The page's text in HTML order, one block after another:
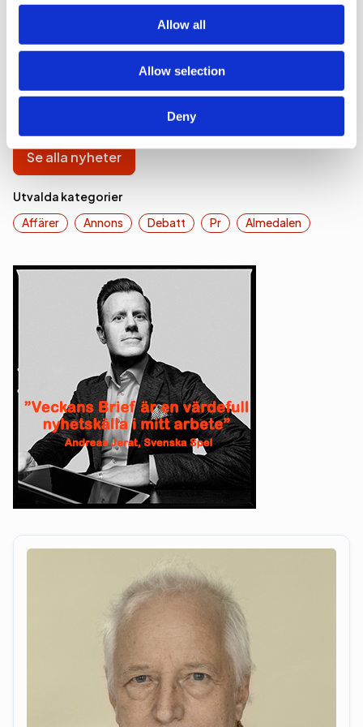
Allow all
Allow selection
Deny
studie från Göteborgs Universitet.
Se alla nyheter
Utvalda kategorier
Affärer
Annons Debatt Pr Almedalen